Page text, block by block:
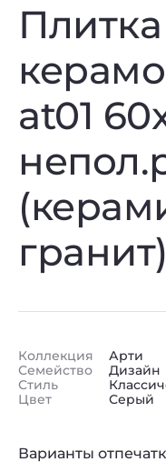
at01
гранит)
Коллекция
Семейство
Стиль
Цвет
Арти
Дизайн
Серый
Варианты